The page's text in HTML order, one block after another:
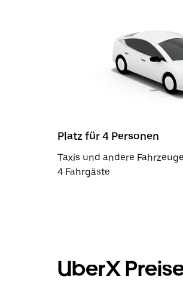
Platz für 4 Personen
Taxis und andere
4 Fahrgäste
UberX